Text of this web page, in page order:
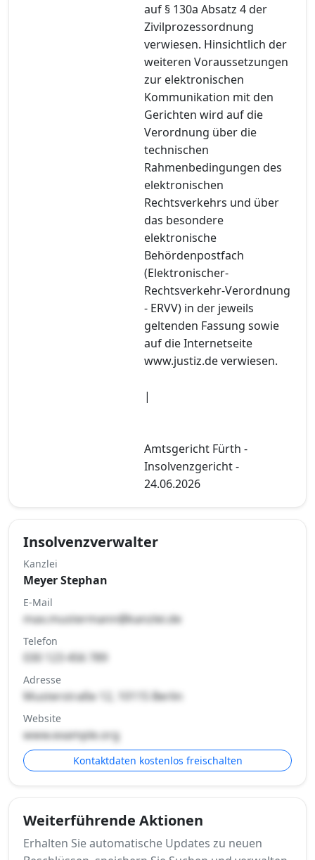
auf § 130a Absatz 4 der
Zivilprozessordnung
verwiesen. Hinsichtlich der
weiteren Voraussetzungen
zur elektronischen
Kommunikation mit den
Gerichten wird auf die
Verordnung über die
technischen
Rahmenbedingungen des
elektronischen
Rechtsverkehrs und über
das besondere
elektronische
Behördenpostfach
(Elektronischer-
Rechtsverkehr-Verordnung
- ERVV) in der jeweils
geltenden Fassung sowie
auf die Internetseite
www.justiz.de verwiesen.
|
Amtsgericht Fürth -
Insolvenzgericht -
24.06.2026
Insolvenzverwalter
Kanzlei
Meyer Stephan
E-Mail
max.mustermann@kanzlei.de
Telefon
030 123 456 789
Adresse
Musterstraße 12, 10115 Berlin
Website
www.example.org
Kontaktdaten kostenlos freischalten
Weiterführende Aktionen
Erhalten Sie automatische Updates zu neuen